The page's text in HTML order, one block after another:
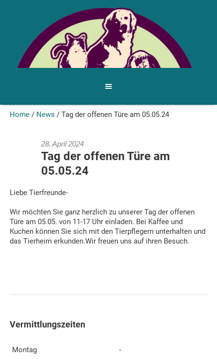
Home / News / Tag der offenen Türe am 05.05.24
28. April 2024
Tag der offenen Türe am
05.05.24
Liebe Tierfreunde-
Wir möchten Sie ganz herzlich zu unserer Tag der offenen
Türe am 05.05. von 11-17 Uhr einladen. Bei Kaffee und
Kuchen können Sie sich mit den Tierpflegern unterhalten und
das Tierheim erkunden.Wir freuen uns auf ihren Besuch.
Vermittlungszeiten
Montag
-